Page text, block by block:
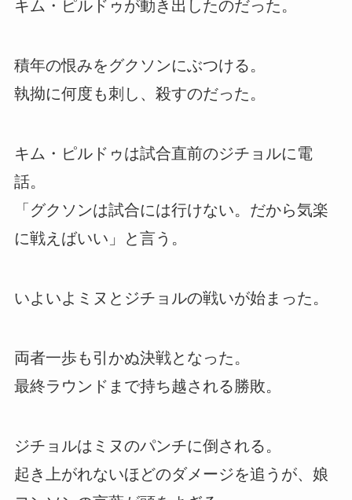
キム・ピルドゥが動き出したのだった。
積年の恨みをグクソンにぶつける。
執拗に何度も刺し、殺すのだった。
キム・ピルドゥは試合直前のジチョルに電
話。
「グクソンは試合には行けない。だから気楽
に戦えばいい」と言う。
いよいよミヌとジチョルの戦いが始まった。
両者一歩も引かぬ決戦となった。
最終ラウンドまで持ち越される勝敗。
ジチョルはミヌのパンチに倒される。
起き上がれないほどのダメージを追うが、娘